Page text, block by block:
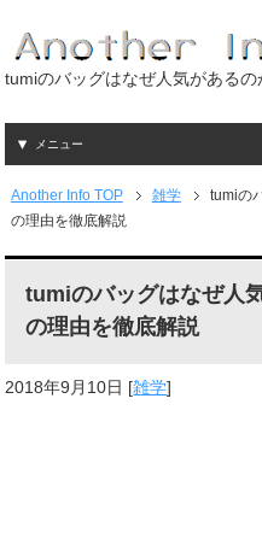
tumiのバッグはなぜ人気がある
メニュー
Another Info TOP 雑学
tumiの
の理由を徹底解説
tumiのバッグはなぜ人
の理由を徹底解説
2018年9月10日 [雑学]